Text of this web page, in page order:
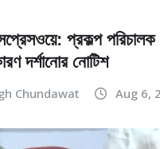
প্রকল্প
দর্শানোর নোটিশ
Chundawat Aug 6,